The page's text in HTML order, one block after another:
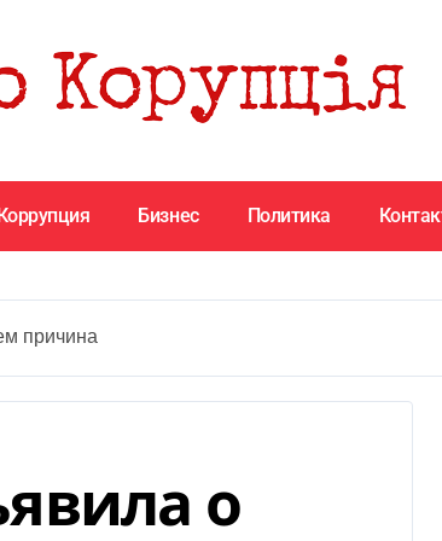
Бизнес Политика
причина
о